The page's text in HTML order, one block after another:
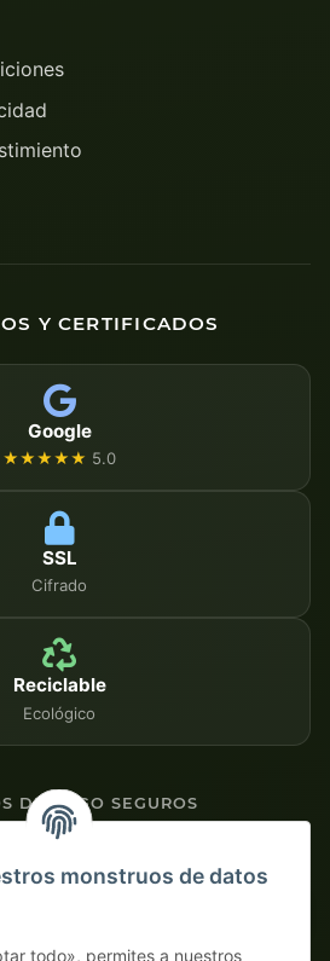
Y CERTIFICADOS
Google
★★★★★ 5.0
SSL
Cifrado
Reciclable
Ecológico
DE PAGO SEGUROS
con descuento
monstruos de datos
todo», permites a nuestros